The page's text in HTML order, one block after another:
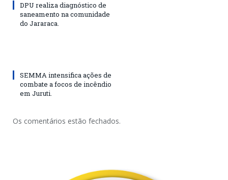
DPU realiza diagnóstico de
saneamento na comunidade
do Jararaca.
SEMMA intensifica ações de
combate a focos de incêndio
em Juruti.
Os comentários estão fechados.